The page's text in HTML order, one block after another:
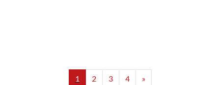
1 2 3 4 »